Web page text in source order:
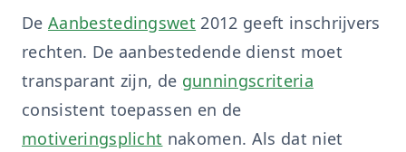
De Aanbestedingswet 2012 geeft inschrijvers
rechten. De aanbestedende dienst moet
transparant zijn, de gunningscriteria
consistent toepassen en de
motiveringsplicht nakomen. Als dat niet